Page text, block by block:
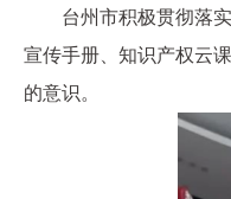
台州市积极贯彻落
宣传手册、知识产权云
的意识。